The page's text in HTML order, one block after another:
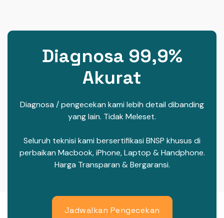
Diagnosa 99,9%
Akurat
Diagnosa / pengecekan kami lebih detail dibanding
yang lain. Tidak Meleset.
Seluruh teknisi kami bersertifikasi BNSP khusus di
perbaikan Macbook, iPhone, Laptop & Handphone.
Harga Transparan & Bergaransi.
Jadwalkan Pengecekan